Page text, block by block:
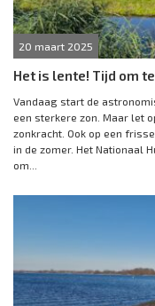
20 maart 2025
Het is lente! Tijd om
Vandaag start de
een sterkere zon. Maar let
zonkracht. Ook op een
in de zomer. Het Nationaal
om...